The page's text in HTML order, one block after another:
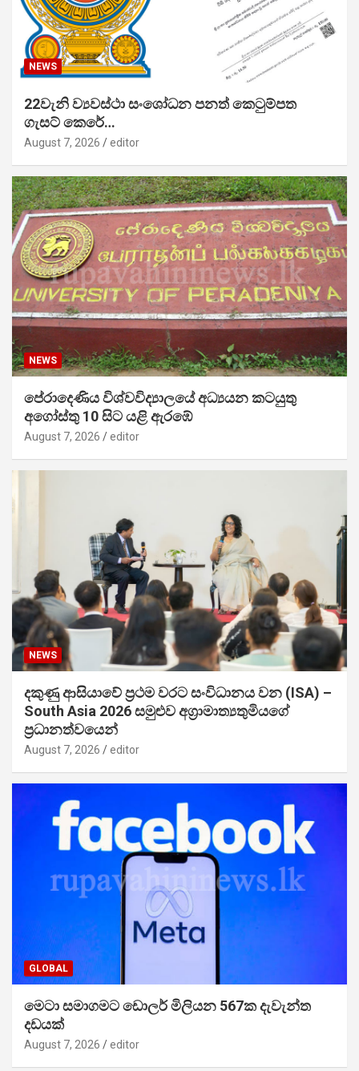
NEWS
22වැනි ව්‍යවස්ථා සංශෝධන පනත් කෙටුම්පත
ගැසට් කෙරේ…
August 7, 2026 editor
NEWS
පේරාදෙණිය විශ්වවිද්‍යාලයේ අධ්‍යයන කටයුතු
අගෝස්තු 10 සිට යළි ඇරඹේ
August 7, 2026 editor
NEWS
දකුණු ආසියාවේ ප්‍රථම වරට සංවිධානය වන (ISA) –
South Asia 2026 සමුළුව අග්‍රාමාත්‍යතුමියගේ
ප්‍රධානත්වයෙන්
August 7, 2026 editor
GLOBAL
මෙටා සමාගමට ඩොලර් මිලියන 567ක දැවැන්ත
දඩයක්
August 7, 2026 editor